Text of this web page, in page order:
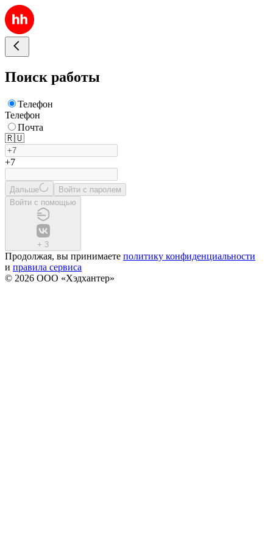
Поиск работы
Телефон
Телефон
Почта
🇷🇺
+7
Дальше
Войти с паролем
Войти с помощью
+ 3
Продолжая, вы принимаете политику конфиденциальности
и правила сервиса
© 2026 ООО «Хэдхантер»